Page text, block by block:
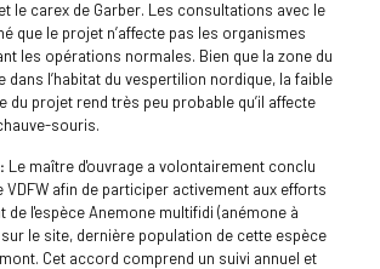
le carex de Garber. Les consultations avec le
que le projet n’affecte pas les organismes
les opérations normales. Bien que la zone du
dans l’habitat du vespertilion nordique, la faible
du projet rend très peu probable qu’il affecte
souris.
Le maître d'ouvrage a volontairement conclu
VDFW afin de participer activement aux efforts
de l'espèce Anemone multifidi (anémone à
le site, dernière population de cette espèce
Cet accord comprend un suivi annuel et